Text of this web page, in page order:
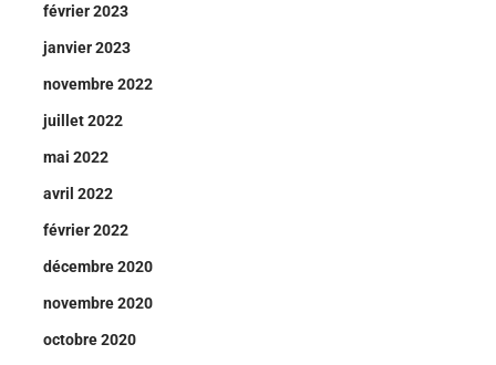
février 2023
janvier 2023
novembre 2022
juillet 2022
mai 2022
avril 2022
février 2022
décembre 2020
novembre 2020
octobre 2020